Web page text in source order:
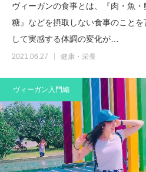
ヴィーガンの食事とは、『肉・魚
糖』などを摂取しない食事のこと
して実感する体調の変化が…
2021.06.27 健康・栄養
ヴィーガン入門編